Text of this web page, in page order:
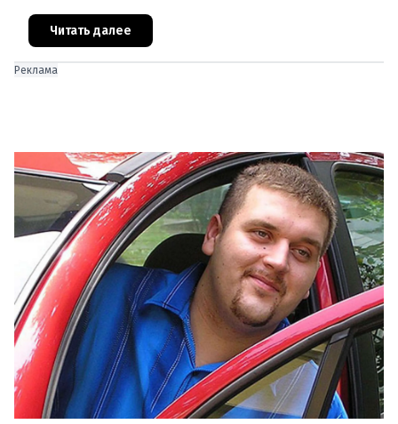
дни рождения различных деятелей Австрии, а
также дни их смерти. Что же прои
Читать далее
Реклама